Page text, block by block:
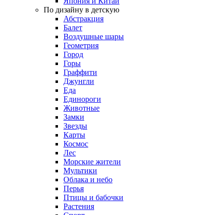
По дизайну в детскую
Абстракция
Балет
Воздушные шары
Геометрия
Город
Горы
Граффити
Джунгли
Еда
Единороги
Животные
Замки
Звезды
Карты
Космос
Лес
Морские жители
Мультики
Облака и небо
Перья
Птицы и бабочки
Растения